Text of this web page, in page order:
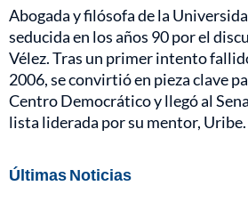
Abogada y filósofa de la
seducida en los años 90 por el
Vélez. Tras un primer intento
2006, se convirtió en pieza clave
Centro Democrático y llegó al
lista liderada por su mentor, Uribe.
Últimas Noticias